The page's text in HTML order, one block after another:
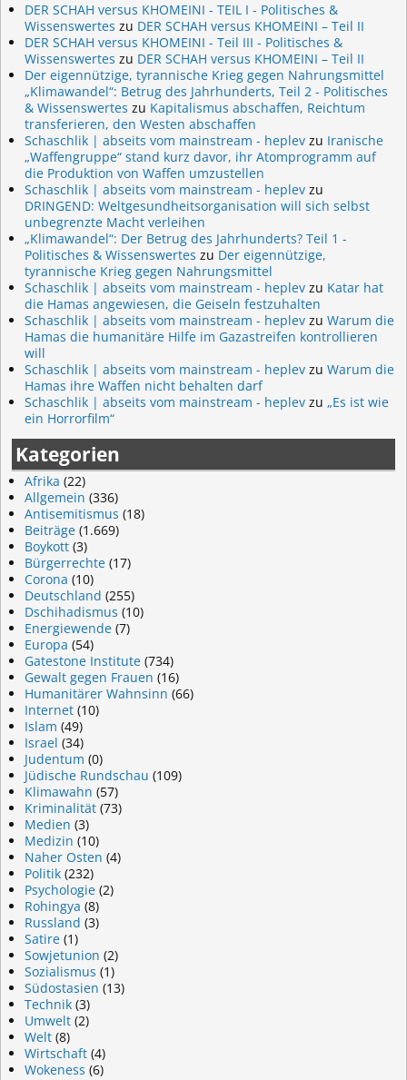
DER SCHAH versus KHOMEINI - TEIL I - Politisches &
Wissenswertes zu DER SCHAH versus KHOMEINI – Teil II
DER SCHAH versus KHOMEINI - Teil III - Politisches &
Wissenswertes zu DER SCHAH versus KHOMEINI – Teil II
Der eigennützige, tyrannische Krieg gegen Nahrungsmittel
„Klimawandel“: Betrug des Jahrhunderts, Teil 2 - Politisches
& Wissenswertes zu Kapitalismus abschaffen, Reichtum
transferieren, den Westen abschaffen
Schaschlik | abseits vom mainstream - heplev zu Iranische
„Waffengruppe“ stand kurz davor, ihr Atomprogramm auf
die Produktion von Waffen umzustellen
Schaschlik | abseits vom mainstream - heplev zu
DRINGEND: Weltgesundheitsorganisation will sich selbst
unbegrenzte Macht verleihen
„Klimawandel“: Der Betrug des Jahrhunderts? Teil 1 -
Politisches & Wissenswertes zu Der eigennützige,
tyrannische Krieg gegen Nahrungsmittel
Schaschlik | abseits vom mainstream - heplev zu Katar hat
die Hamas angewiesen, die Geiseln festzuhalten
Schaschlik | abseits vom mainstream - heplev zu Warum die
Hamas die humanitäre Hilfe im Gazastreifen kontrollieren
will
Schaschlik | abseits vom mainstream - heplev zu Warum die
Hamas ihre Waffen nicht behalten darf
Schaschlik | abseits vom mainstream - heplev zu „Es ist wie
ein Horrorfilm“
Kategorien
Afrika (22)
Allgemein (336)
Antisemitismus (18)
Beiträge (1.669)
Boykott (3)
Bürgerrechte (17)
Corona (10)
Deutschland (255)
Dschihadismus (10)
Energiewende (7)
Europa (54)
Gatestone Institute (734)
Gewalt gegen Frauen (16)
Humanitärer Wahnsinn (66)
Internet (10)
Islam (49)
Israel (34)
Judentum (0)
Jüdische Rundschau (109)
Klimawahn (57)
Kriminalität (73)
Medien (3)
Medizin (10)
Naher Osten (4)
Politik (232)
Psychologie (2)
Rohingya (8)
Russland (3)
Satire (1)
Sowjetunion (2)
Sozialismus (1)
Südostasien (13)
Technik (3)
Umwelt (2)
Welt (8)
Wirtschaft (4)
Wokeness (6)